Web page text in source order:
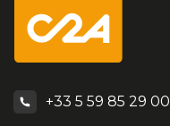
+33 5 59 85 29 00